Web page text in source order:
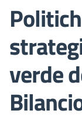
verde